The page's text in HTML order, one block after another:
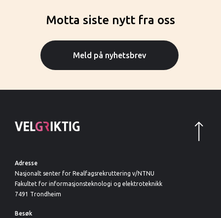
Motta siste nytt fra oss
Meld på nyhetsbrev
Kontaktinformasjon
Adresse
Nasjonalt senter for Realfagsrekruttering v/NTNU
Fakultet for informasjonsteknologi og elektroteknikk
7491 Trondheim
Besøk